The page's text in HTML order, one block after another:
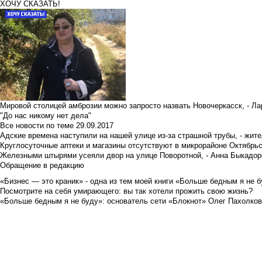
ХОЧУ СКАЗАТЬ!
Мировой столицей амброзии можно запросто назвать Новочеркасск, -
"До нас никому нет дела"
Все новости по теме 29.09.2017
Адские времена наступили на нашей улице из-за страшной трубы, -
Круглосуточные аптеки и магазины отсутствуют в микрорайоне
Железными штырями усеяли двор на улице Поворотной, - Анна
Обращение в редакцию
«Бизнес — это краник» - одна из тем моей книги «Больше бедным я не
Посмотрите на себя умирающего: вы так хотели прожить свою жизнь?
«Больше бедным я не буду»: основатель сети «Блокнот» Олег Пахолков